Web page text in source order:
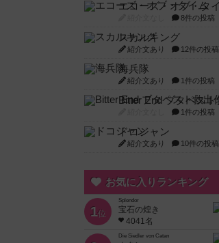
エコーズ・オブ・タ
8件の投稿
スカルキング
紹介文あり 12件の投稿
海兵隊
紹介文あり 1件の投稿
1件の投稿
ドコジャン
紹介文あり 10件の投稿
お気に入りランキング
1位
Splendor
宝石の煌き
4041名
Die Siedler von Catan